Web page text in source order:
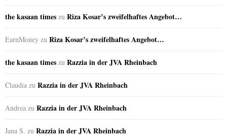
the kasaan times zu Riza Kosar’s zweifelhaftes Angebot…
EarnMoney zu Riza Kosar’s zweifelhaftes Angebot…
the kasaan times zu Razzia in der JVA Rheinbach
Claudia zu Razzia in der JVA Rheinbach
Andrea zu Razzia in der JVA Rheinbach
Jana S. zu Razzia in der JVA Rheinbach